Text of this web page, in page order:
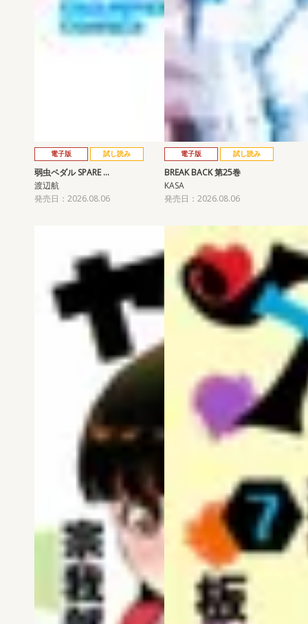
電子版 試し読み
弱虫ペダル SPARE …
渡辺航
発売日：2026.08.06
電子版 試し読み
BREAK BACK 第25巻
KASA
発売日：2026.08.06